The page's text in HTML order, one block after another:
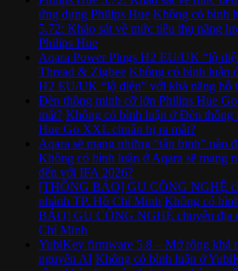
ứng dụng Philips Hue Không có bình
5.72: Khảo sát về mức tiêu thụ năng
Philips Hue
Aqara Power Plugs H2 EU/UK “lộ
Thread & Zigbee Không có bình luận
H2 EU/UK “lộ diện” với khả năng hỗ
Đèn thông minh cỡ lớn Philips Hue
mắt? Không có bình luận ở Đèn thông
Hue Go XXL chuẩn bị ra mắt?
Aqara sẽ mang những “tân binh” nào
Không có bình luận ở Aqara sẽ mang
đến với IFA 2026?
[THÔNG BÁO] GU CÔNG NGHỆ
nhánh TP. Hồ Chí Minh Không có
BÁO] GU CÔNG NGHỆ chuyển địa
Chí Minh
YubiKey firmware 5.8 – Mở rộng khả
nguyên AI Không có bình luận ở